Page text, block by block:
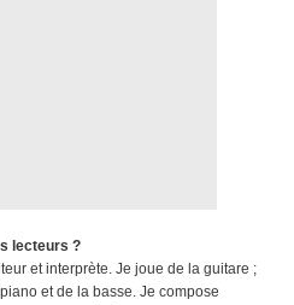
lecteurs ?
et interprète. Je joue de la guitare ;
et de la basse. Je compose